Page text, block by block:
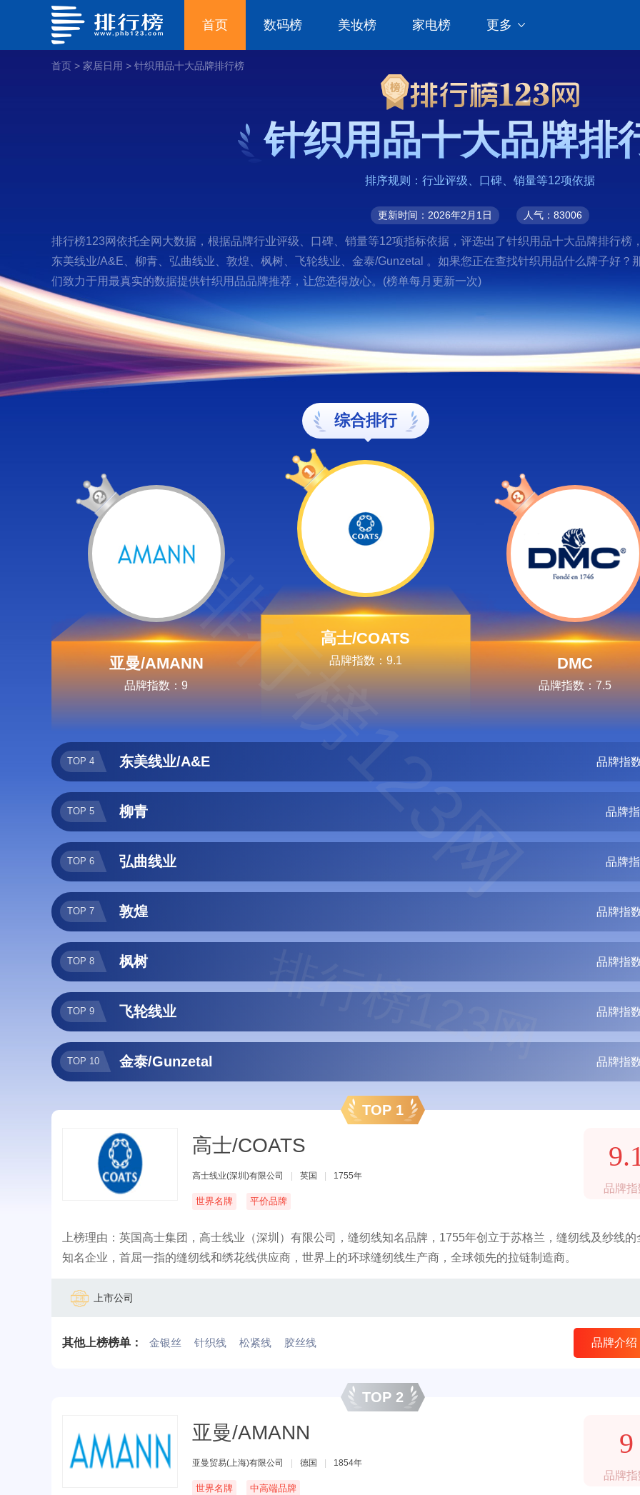
首页 数码榜 美妆榜 家电榜 更多
首页 > 家居日用 > 针织用品十大品牌排行榜
针织用品十大品牌排
排序规则：行业评级、口碑、销量等12项依据
更新时间：2026年2月1日 人气：83006
排行榜123网依托全网大数据，根据品牌行业评级、口碑、销量等12项指标依据，评选出了针织用品十大品牌排行榜
东美线业/A&E、柳青、弘曲线业、敦煌、枫树、飞轮线业、金泰/Gunzetal 。如果您正在查找针织用品什么牌子好
们致力于用最真实的数据提供针织用品品牌推荐，让您选得放心。(榜单每月更新一次)
综合排行
亚曼/AMANN
品牌指数：9
高士/COATS
品牌指数：9.1 DMC
品牌指数：7.5
TOP 4 东美线业/A&E 品牌指
TOP 5 柳青 品牌
TOP 6 弘曲线业 品牌
TOP 7 敦煌 品牌指
TOP 8 枫树 品牌指
TOP 9 飞轮线业 品牌指
TOP 10 金泰/Gunzetal 品牌指
TOP 1
高士/COATS
高士线业(深圳)有限公司 英国 1755年
世界名牌 平价品牌
品牌指
上榜理由：英国高士集团，高士线业（深圳）有限公司，缝纫线知名品牌，1755年创立于苏格兰，缝纫线及纱线的
知名企业，首屈一指的缝纫线和绣花线供应商，世界上的环球缝纫线生产商，全球领先的拉链制造商。
上市公司
其他上榜榜单： 金银丝 针织线 松紧线 胶丝线 品牌介绍
TOP 2
亚曼/AMANN
亚曼贸易(上海)有限公司 德国 1854年
世界名牌 中高端品牌
9
品牌指
排行榜123网
排行榜123网